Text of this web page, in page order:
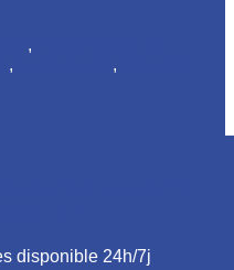
,
, ,
disponible 24h/7j